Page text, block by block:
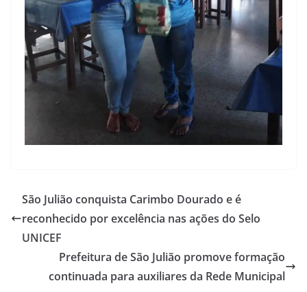
São Julião conquista Carimbo Dourado e é
reconhecido por excelência nas ações do Selo
UNICEF
Prefeitura de São Julião promove formação
continuada para auxiliares da Rede Municipal